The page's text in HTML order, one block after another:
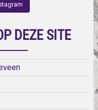
DEZE SITE